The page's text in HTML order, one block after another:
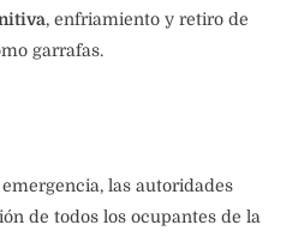
, enfriamiento y retiro de
garrafas.
las autoridades
de todos los ocupantes de la